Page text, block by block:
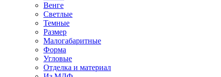
Венге
Светлые
Темные
Размер
Малогабаритные
Форма
Угловые
Отделка и материал